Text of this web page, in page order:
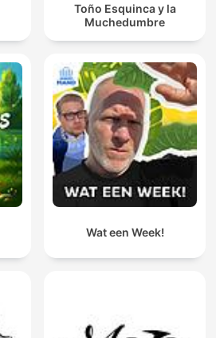
Toño Esquinca y la
Muchedumbre
Wat een Week!